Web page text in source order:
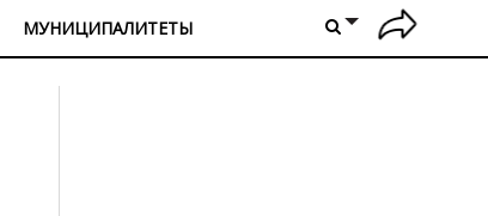
МУНИЦИПАЛИТЕТЫ